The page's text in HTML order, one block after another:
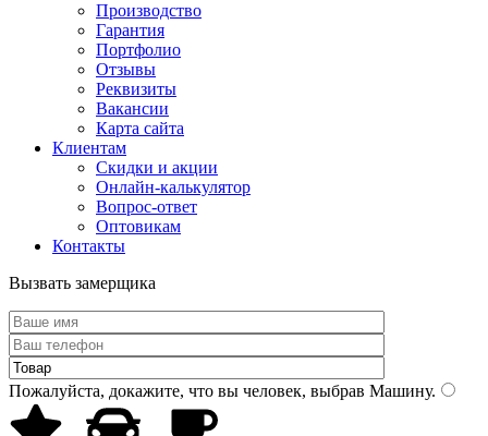
Производство
Гарантия
Портфолио
Отзывы
Реквизиты
Вакансии
Карта сайта
Клиентам
Скидки и акции
Онлайн-калькулятор
Вопрос-ответ
Оптовикам
Контакты
Вызвать замерщика
Пожалуйста, докажите, что вы человек, выбрав Машину.